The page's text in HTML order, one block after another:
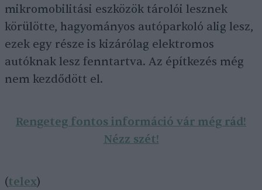
mikromobilitási eszközök tárolói lesznek
körülötte, hagyományos autóparkoló alig lesz,
ezek egy része is kizárólag elektromos
autóknak lesz fenntartva. Az építkezés még
nem kezdődött el.
Rengeteg fontos információ vár még rád!
Nézz szét!
(telex)